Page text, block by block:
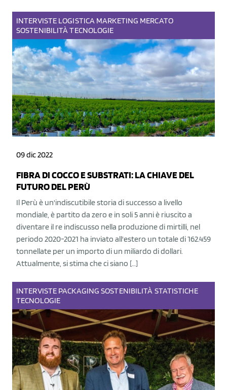
INTERVISTE LOGISTICA MARKETING MERCATO
SOSTENIBILITÀ TECNOLOGIE
09 dic 2022
FIBRA DI COCCO E SUBSTRATI: LA CHIAVE DEL
FUTURO DEL PERÙ
Il Perù è un'indiscutibile storia di successo a livello
mondiale, è partito da zero e in soli 5 anni è riuscito a
diventare il re indiscusso nella produzione di mirtilli, nel
periodo 2020-2021 ha inviato all'estero un totale di 162.459
tonnellate per un importo di un miliardo di dollari.
Attualmente, si stima che ci siano […]
INTERVISTE PACKAGING SOSTENIBILITÀ STATISTICHE
TECNOLOGIE